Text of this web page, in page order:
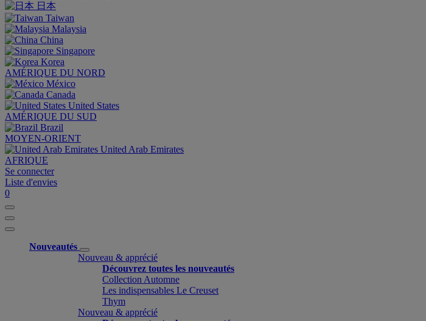
日本
Taiwan
Malaysia
China
Singapore
Korea
AMÉRIQUE DU NORD
México
Canada
United States
AMÉRIQUE DU SUD
Brazil
MOYEN-ORIENT
United Arab Emirates
AFRIQUE
Se connecter
Liste d'envies
0
Nouveautés
Nouveau & apprécié
Découvrez toutes les nouveautés
Collection Automne
Les indispensables Le Creuset
Thym
Nouveau & apprécié